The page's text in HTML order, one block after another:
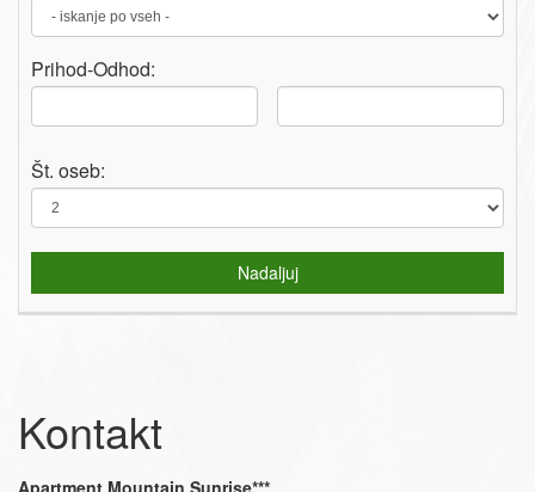
Prihod-Odhod:
Št. oseb:
Nadaljuj
Kontakt
Apartment Mountain Sunrise***